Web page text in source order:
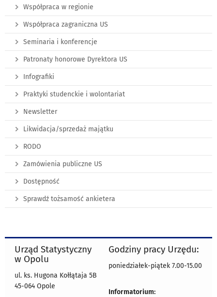
Współpraca w regionie
Współpraca zagraniczna US
Seminaria i konferencje
Patronaty honorowe Dyrektora US
Infografiki
Praktyki studenckie i wolontariat
Newsletter
Likwidacja/sprzedaż majątku
RODO
Zamówienia publiczne US
Dostępność
Sprawdź tożsamość ankietera
Urząd Statystyczny
w Opolu
ul. ks. Hugona Kołłątaja 5B
45-064 Opole
Godziny pracy Urzędu:
poniedziałek-piątek 7.00-15.00
Informatorium: